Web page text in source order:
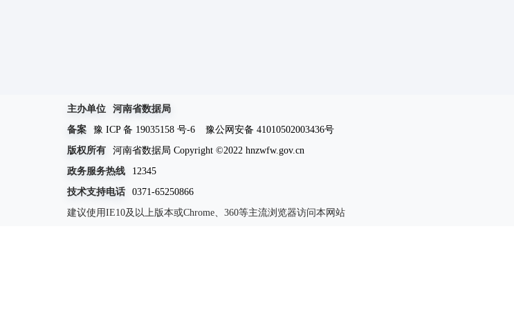
主办单位
河南省数据局
备案
豫 ICP 备 19035158 号-6
豫公网安备 41010502003436号
版权所有
河南省数据局 Copyright ©2022 hnzwfw.gov.cn
政务服务热线
12345
技术支持电话
0371-65250866
建议使用IE10及以上版本或Chrome、360等主流浏览器访问本网站